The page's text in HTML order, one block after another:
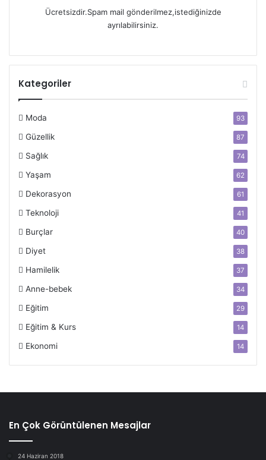
Ücretsizdir.Spam mail gönderilmez,istediğinizde
ayrılabilirsiniz.
Kategoriler
Moda 93
Güzellik 87
Sağlık 74
Yaşam 62
Dekorasyon 61
Teknoloji 41
Burçlar 40
Diyet 38
Hamilelik 37
Anne-bebek 34
Eğitim 29
Eğitim & Kurs 14
Ekonomi 14
En Çok Görüntülenen Mesajlar
24 Haziran 2018